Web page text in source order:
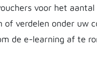
voor het
of verdelen onder uw
de e-learning af te